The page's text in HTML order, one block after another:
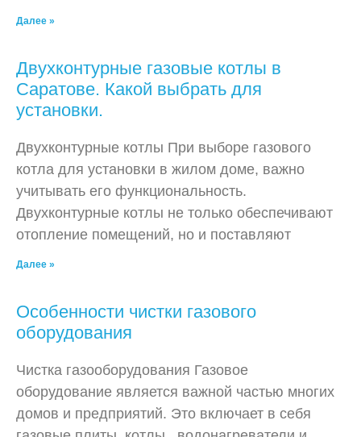
Далее »
Двухконтурные газовые котлы в
Саратове. Какой выбрать для
установки.
Двухконтурные котлы При выборе газового
котла для установки в жилом доме, важно
учитывать его функциональность.
Двухконтурные котлы не только обеспечивают
отопление помещений, но и поставляют
Далее »
Особенности чистки газового
оборудования
Чистка газооборудования Газовое
оборудование является важной частью многих
домов и предприятий. Это включает в себя